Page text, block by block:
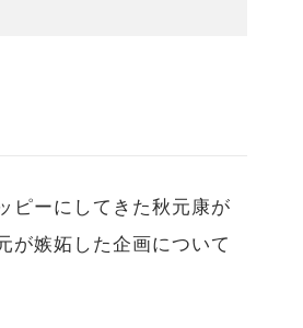
ピーにしてきた秋元康が
嫉妬した企画について